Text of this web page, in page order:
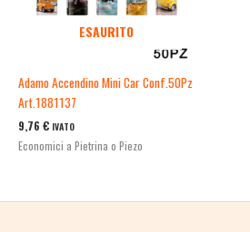
ESAURITO
Adamo Accendino Mini Car Conf.50Pz
Art.1881137
9,76 € IVATO
Economici a Pietrina o Piezo